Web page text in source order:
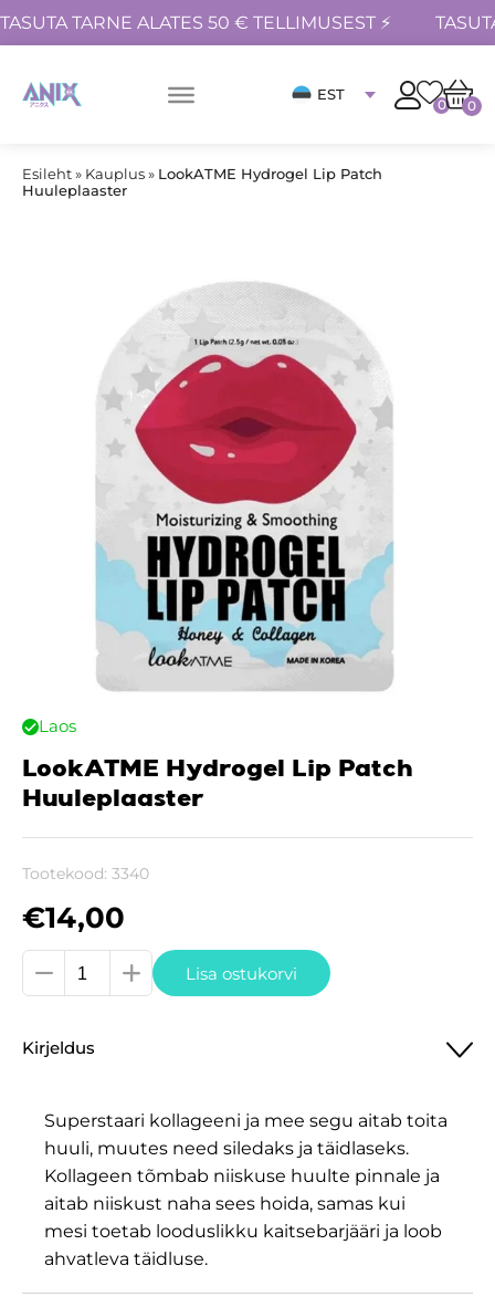
TASUTA TARNE ALATES 50 € TELLIMUSEST ⚡
EST
0 0
Esileht» Kauplus» LookATME Hydrogel Lip Patch
Huuleplaaster
Laos
LookATME Hydrogel Lip Patch
Huuleplaaster
Tootekood: 3340
€14,00
LookATME
Hydrogel
Patch
kogus
Lisa ostukorvi
Kirjeldus
Superstaari kollageeni ja mee segu aitab toita
huuli, muutes need siledaks ja täidlaseks.
Kollageen tõmbab niiskuse huulte pinnale ja
aitab niiskust naha sees hoida, samas kui
mesi toetab looduslikku kaitsebarjääri ja loob
ahvatleva täidluse.